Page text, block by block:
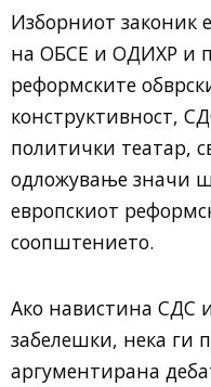
Изборниот законик
на ОБСЕ и ОДИХР и
реформските
конструктивност,
политички театар,
одложување значи
европскиот
соопштението.
Ако навистина СДС
забелешки, нека ги
аргументирана